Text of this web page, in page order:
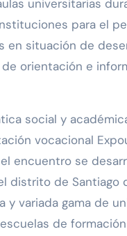
universitarias
para el
en situación de
orientación e
social y
vocacional
encuentro se
distrito de
y variada gama de
de